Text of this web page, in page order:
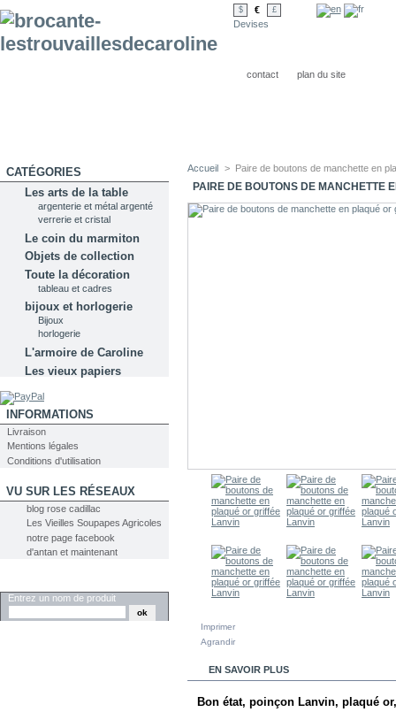
$ € £
Devises
contact plan du site
CATÉGORIES
Les arts de la table
argenterie et métal argenté
verrerie et cristal
Le coin du marmiton
Objets de collection
Toute la décoration
tableau et cadres
bijoux et horlogerie
Bijoux
horlogerie
L'armoire de Caroline
Les vieux papiers
INFORMATIONS
Livraison
Mentions légales
Conditions d'utilisation
VU SUR LES RÉSEAUX
blog rose cadillac
Les Vieilles Soupapes Agricoles
notre page facebook
d'antan et maintenant
Entrez un nom de produit
Accueil > Paire de boutons de manchette en
PAIRE DE BOUTONS DE MANCHETTE
Imprimer
Agrandir
EN SAVOIR PLUS
Bon état, poinçon Lanvin, plaqué or,